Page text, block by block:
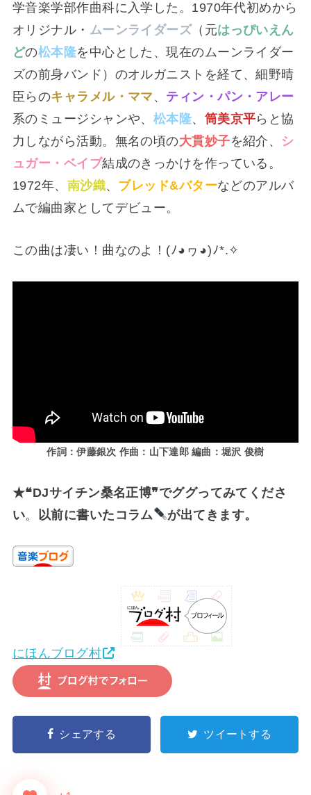
学音楽学部作曲科に入学した。1970年代初めから
オリジナル・ ムーンライダーズ（元はっぴいえん
どの松本隆を中心とした、現在のムーンライダー
ズの前身バンド）のオルガニストを経て、細野晴
臣らのキャラメル・ママ 、 ティン・パン・アレー
系のミュージシャンや、 松本隆、 筒美京平らと協
力しながら活動。無名の頃の大貫妙子を紹介、 シ
ュガー・ベイブ結成のきっかけを作っている。
1972年、 南沙織、 ブレッド&バターなどのアルバ
ムで編曲家としてデビュー。
この曲は凄い！曲なのよ！(⁠ﾉ⁠◕⁠ヮ⁠◕⁠)⁠ﾉ⁠*⁠.⁠✧
作詞：伊藤銀次 作曲：山下達郎 編曲：堀沢 俊樹
★❝DJサイチン桑名正博❞でググってみてくださ
い。 以前に書いたコラム が出てきます。
にほんブログ村
シェアする ツイートする